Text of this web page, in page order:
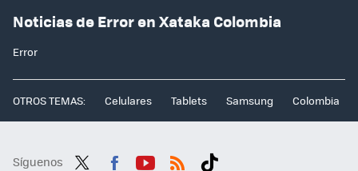
Noticias de Error en Xataka Colombia
Error
OTROS TEMAS: Celulares Tablets Samsung Colombia
Síguenos